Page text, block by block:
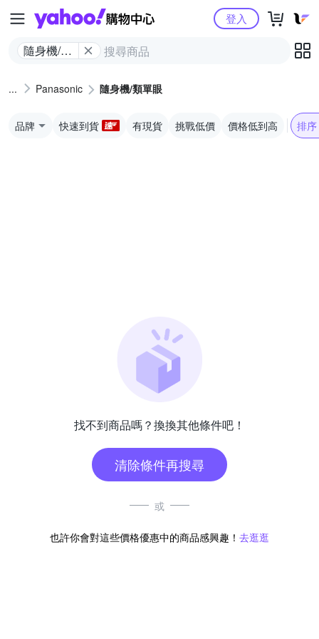
Yahoo購物中心
隨身機/類
登入
Panasonic 隨身機/類單眼
品牌 快速到貨 有現貨 挑戰低價 價格低到高 排序
找不到商品嗎？換換其他條件吧！
清除條件再搜尋
或
也許你會對這些價格優惠中的商品感興趣！ 去逛逛